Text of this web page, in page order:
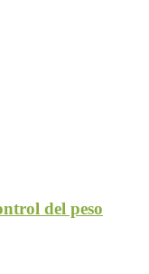
del peso